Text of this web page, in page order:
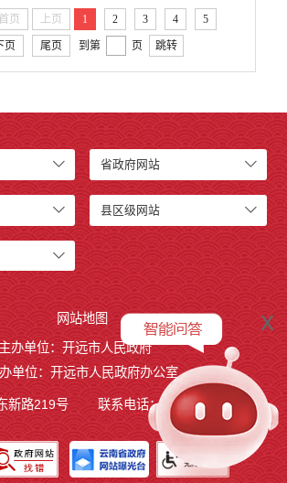
会
街道办事处
道办事处
族乡人民政府
开远市委员会
党开远市委员会
会云南省开远市总支部委员会
人事务局
中心
代农业产业园管理委员会
首页 上页 1 2 3 4 5
下页 尾页 到第 页 跳转
省政府网站
县区级网站
网站地图
主办单位：开远市人民政府
单位：开远市人民政府办公室
新路219号 联系电话：0873-7236877
x